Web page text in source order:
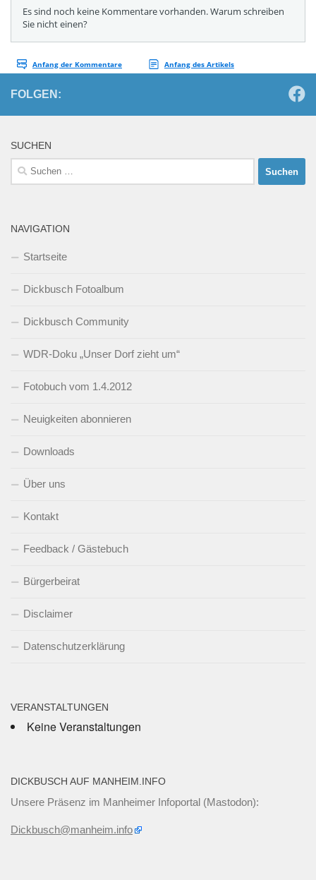
FOLGEN:
SUCHEN
Suchen
nach:
NAVIGATION
Startseite
Dickbusch Fotoalbum
Dickbusch Community
WDR-Doku „Unser Dorf zieht um“
Fotobuch vom 1.4.2012
Neuigkeiten abonnieren
Downloads
Über uns
Kontakt
Feedback / Gästebuch
Bürgerbeirat
Disclaimer
Datenschutzerklärung
VERANSTALTUNGEN
Keine Veranstaltungen
DICKBUSCH AUF MANHEIM.INFO
Unsere Präsenz im Manheimer Infoportal (Mastodon):
Dickbusch@manheim.info